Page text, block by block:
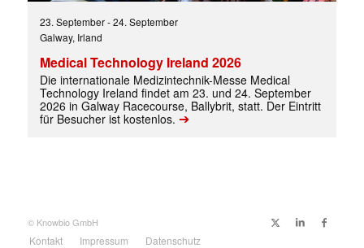
23. September-24. September
Galway, Irland
Medical Technology Ireland 2026
Die internationale Medizintechnik-Messe Medical
Technology Ireland findet am 23. und 24. September
2026 in Galway Racecourse, Ballybrit, statt. Der Eintritt
für Besucher ist kostenlos. ➔
© Knowbio GmbH
Kontakt Impressum Datenschutz